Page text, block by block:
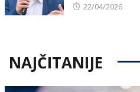
Posted
22/04/2026
NAJČITANIJE